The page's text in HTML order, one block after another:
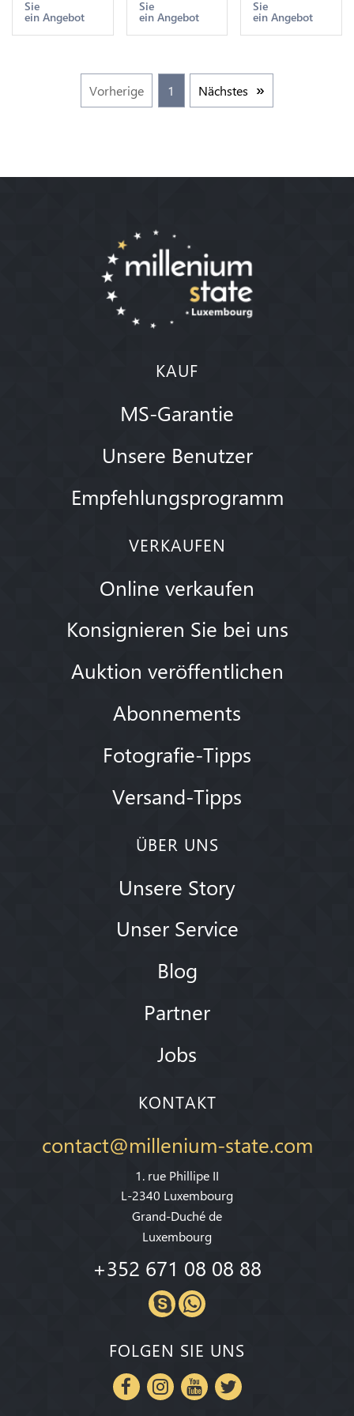
1847 silver
AU !!!
Sie
ein Angebot
1847 silver
AU !!!
Sie
ein Angebot
1847
Sie
ein Angebot
Vorherige 1 Nächstes
KAUF
MS-Garantie
Unsere Benutzer
Empfehlungsprogramm
VERKAUFEN
Online verkaufen
Konsignieren Sie bei uns
Auktion veröffentlichen
Abonnements
Fotografie-Tipps
Versand-Tipps
ÜBER UNS
Unsere Story
Unser Service
Blog
Partner
Jobs
KONTAKT
contact@millenium-state.com
1. rue Phillipe II
L-2340 Luxembourg
Grand-Duché de
Luxembourg
+352 671 08 08 88
FOLGEN SIE UNS